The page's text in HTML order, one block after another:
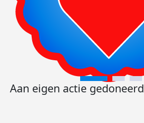
Aan eigen actie gedoneerd